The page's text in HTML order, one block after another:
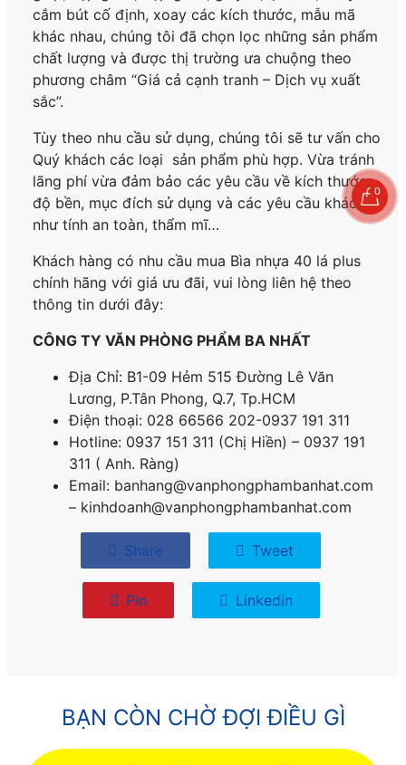
cắm bút cố định, xoay các kích thước, mẫu mã
khác nhau, chúng tôi đã chọn lọc những sản phẩm
chất lượng và được thị trường ưa chuộng theo
phương châm “Giá cả cạnh tranh – Dịch vụ xuất
sắc”.
Tùy theo nhu cầu sử dụng, chúng tôi sẽ tư vấn cho
Quý khách các loại sản phẩm phù hợp. Vừa tránh
lãng phí vừa đảm bảo các yêu cầu về kích thước,
độ bền, mục đích sử dụng và các yêu cầu khác
như tính an toàn, thẩm mĩ…
Khách hàng có nhu cầu mua Bìa nhựa 40 lá plus
chính hãng với giá ưu đãi, vui lòng liên hệ theo
thông tin dưới đây:
CÔNG TY VĂN PHÒNG PHẨM BA NHẤT
Địa Chỉ: B1-09 Hẻm 515 Đường Lê Văn
Lương, P.Tân Phong, Q.7, Tp.HCM
Điện thoại: 028 66566 202-0937 191 311
Hotline: 0937 151 311 (Chị Hiền) – 0937 191
311 ( Anh. Ràng)
Email: banhang@vanphongphambanhat.com
– kinhdoanh@vanphongphambanhat.com
Share Tweet
Pin Linkedin
BẠN CÒN CHỜ ĐỢI ĐIỀU GÌ
0